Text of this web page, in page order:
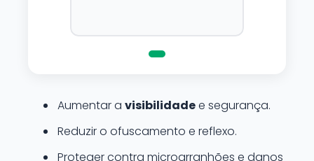
Aumentar a visibilidadee segurança.
Reduzir o ofuscamento e reflexo.
Proteger contra microarranhões e danos